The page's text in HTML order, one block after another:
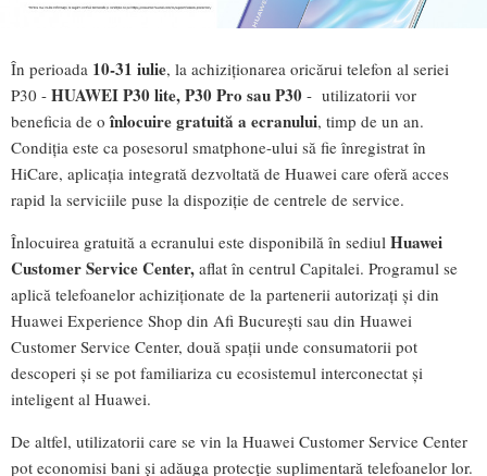
În perioada 10-31 iulie, la achiziționarea oricărui telefon al seriei
P30 - HUAWEI P30 lite, P30 Pro sau P30 - utilizatorii vor
beneficia de oînlocuire gratuită a ecranului, timp de un an.
Condiția este ca posesorul smatphone-ului să fie înregistrat în
HiCare, aplicația integrată dezvoltată de Huawei care oferă acces
rapid la serviciile puse la dispoziție de centrele de service.
Înlocuirea gratuită a ecranului este disponibilă în sediul Huawei
Customer Service Center, aflat în centrul Capitalei. Programul se
aplică telefoanelor achiziționate de la partenerii autorizați și din
Huawei Experience Shop din Afi București sau din Huawei
Customer Service Center, două spații unde consumatorii pot
descoperi și se pot familiariza cu ecosistemul interconectat și
inteligent al Huawei.
De altfel, utilizatorii care se vin la Huawei Customer Service Center
pot economisi bani și adăuga protecție suplimentară telefoanelor lor.